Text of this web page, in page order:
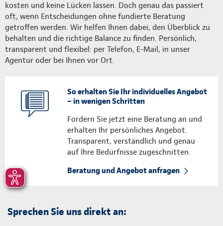
kosten und keine Lücken lassen. Doch genau das passiert
oft, wenn Entscheidungen ohne fundierte Beratung
getroffen werden. Wir helfen Ihnen dabei, den Überblick zu
behalten und die richtige Balance zu finden. Persönlich,
transparent und flexibel: per Telefon, E-Mail, in unser
Agentur oder bei Ihnen vor Ort.
So erhalten Sie Ihr individuelles Angebot
– in wenigen Schritten
Fordern Sie jetzt eine Beratung an und
erhalten Ihr persönliches Angebot.
Transparent, verständlich und genau
auf Ihre Bedürfnisse zugeschnitten.
Beratung und Angebot anfragen
Sprechen Sie uns direkt an: